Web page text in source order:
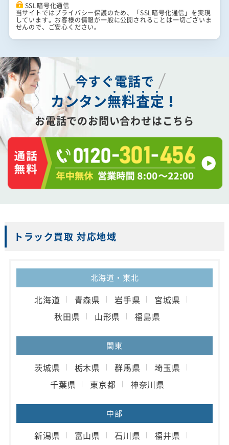
SSL暗号化通信
当サイトではプライバシー保護のため、「SSL暗号化通信」を実現
しています。お客様の情報が一般に公開されることは一切ございま
せんので、ご安心ください。
今すぐ電話で
カンタン無料査定 ！
お電話でのお問い合わせはこちら
トラック買取 対応地域
北海道・東北
北海道 青森県 岩手県
宮城県
秋田県
山形県 福島県
関東
茨城県 栃木県 群馬県
埼玉県
千葉県
東京都 神奈川県
中部
新潟県 富山県 石川県
福井県